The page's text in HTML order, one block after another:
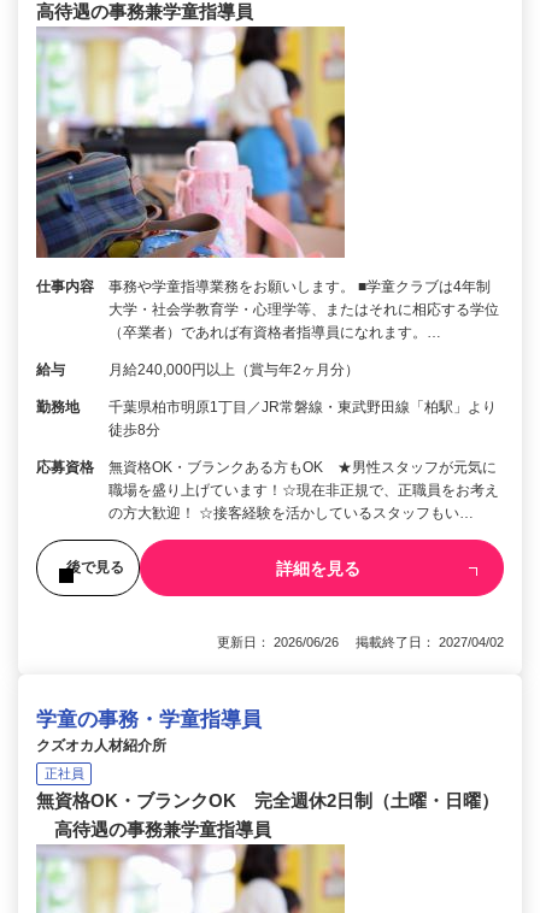
高待遇の事務兼学童指導員
仕事内容
事務や学童指導業務をお願いします。 ■学童クラブは4年制
大学・社会学教育学・心理学等、またはそれに相応する学位
（卒業者）であれば有資格者指導員になれます。…
給与 月給240,000円以上（賞与年2ヶ月分）
勤務地
千葉県柏市明原1丁目／JR常磐線・東武野田線「柏駅」より
徒歩8分
応募資格
無資格OK・ブランクある方もOK ★男性スタッフが元気に
職場を盛り上げています！☆現在非正規で、正職員をお考え
の方大歓迎！ ☆接客経験を活かしているスタッフもい…
後で見る 詳細を見る
更新日： 2026/06/26 掲載終了日： 2027/04/02
学童の事務・学童指導員
クズオカ人材紹介所
正社員
無資格OK・ブランクOK 完全週休2日制（土曜・日曜）
高待遇の事務兼学童指導員